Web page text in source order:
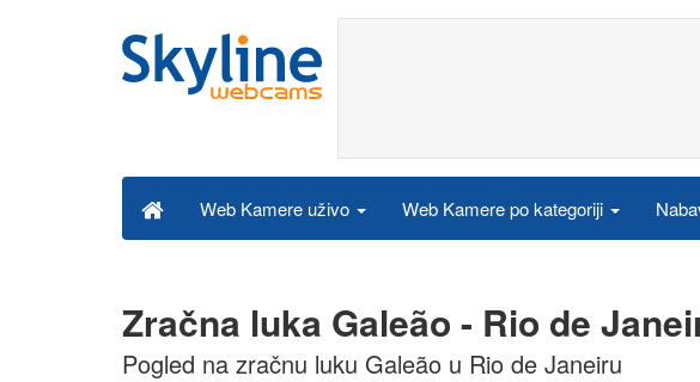
Web Kamere uživo Web Kamere po kategoriji
Zračna luka Galeão - Rio de
Pogled na zračnu luku Galeão u Rio de Janeiru